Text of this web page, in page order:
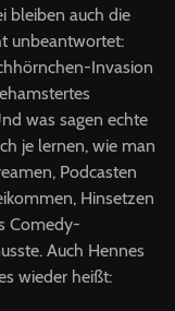
bleiben auch die
unbeantwortet:
Invasion
was sagen echte
je lernen, wie man
Podcasten
Hinsetzen
Comedy-
Auch Hennes
wieder heißt: